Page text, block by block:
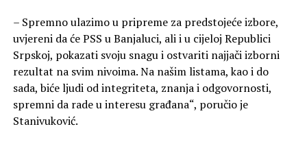
– Spremno ulazimo u pripreme za predstojeće izbore,
uvjereni da će PSS u Banjaluci, ali i u cijeloj Republici
Srpskoj, pokazati svoju snagu i ostvariti najjači izborni
rezultat na svim nivoima. Na našim listama, kao i do
sada, biće ljudi od integriteta, znanja i odgovornosti,
spremni da rade u interesu građana“, poručio je
Stanivuković.